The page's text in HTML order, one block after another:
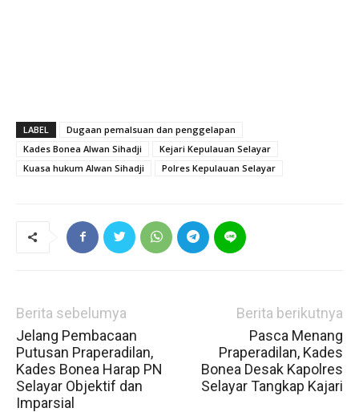
LABEL
Dugaan pemalsuan dan penggelapan
Kades Bonea Alwan Sihadji
Kejari Kepulauan Selayar
Kuasa hukum Alwan Sihadji
Polres Kepulauan Selayar
Berita sebelumya
Jelang Pembacaan
Putusan Praperadilan,
Kades Bonea Harap PN
Selayar Objektif dan
Imparsial
Berita berikutnya
Pasca Menang
Praperadilan, Kades
Bonea Desak Kapolres
Selayar Tangkap Kajari